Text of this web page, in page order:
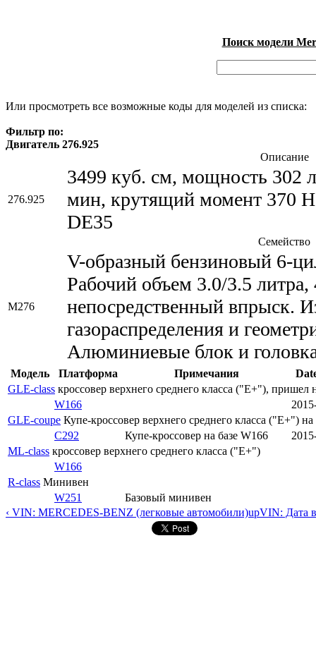
Поиск модели
Или просмотреть все возможные коды для моделей из списка:
Фильтр по:
Двигатель 276.925
Описание
276.925
3499 куб. см, мощность 302
мин, крутящий момент 370
DE35
Семейство
M276
V-образный бензиновый 6-
Рабочий объем 3.0/3.5
непосредственный впрыск.
газораспределения и
Алюминиевые блок и
Модель Платформа Примечания
GLE-class кроссовер верхнего среднего класса ("E+"), пришел
W166
GLE-coupe Купе-кроссовер верхнего среднего класса ("E+") на
C292
Купе-кроссовер на базе W166
ML-class кроссовер верхнего среднего класса ("E+")
W166
R-class Минивен
W251
Базовый минивен
‹ VIN: MERCEDES-BENZ (легковые автомобили)upVIN: Дата